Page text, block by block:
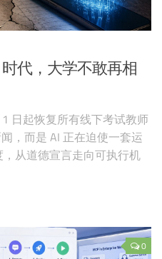
代，大学不敢再相
日起恢复所有线下考试教师
，而是 AI 正在迫使一套运
从道德宣言走向可执行机
0